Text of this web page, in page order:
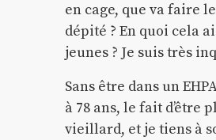
en cage, que va faire
dépité ? En quoi cela
jeunes ? Je suis très
Sans être dans un
à 78 ans, le fait d’être
vieillard, et je tiens à